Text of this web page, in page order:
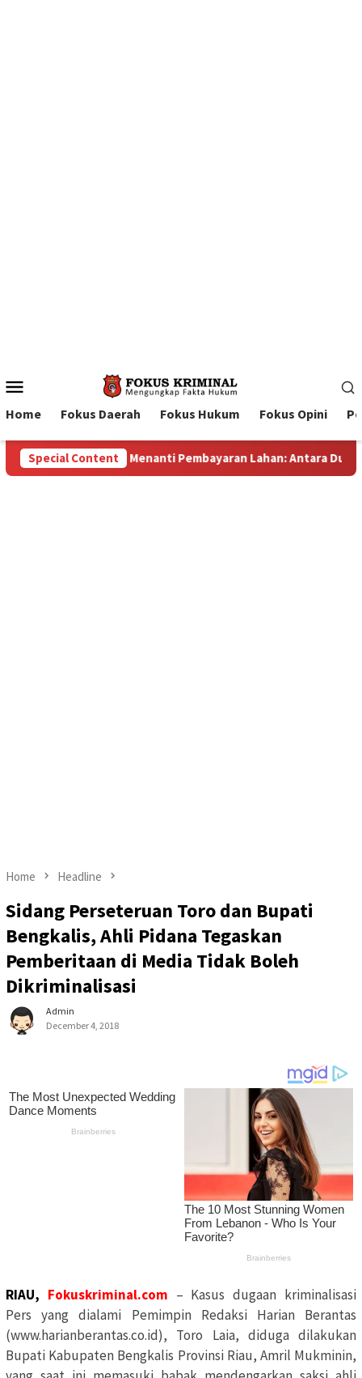
Menu
Home Fokus Daerah Fokus Hukum Fokus Opini
Special Content
Lahan: Antara Dugaan Konspirasi dan Bayang-Bayang
Home Headline
Sidang Perseteruan Toro dan Bupati
Bengkalis, Ahli Pidana Tegaskan
Pemberitaan di Media Tidak Boleh
Dikriminalisasi
Admin
December 4, 2018
RIAU, Fokuskriminal.com – Kasus dugaan kriminalisasi
Pers yang dialami Pemimpin Redaksi Harian Berantas
(www.harianberantas.co.id), Toro Laia, diduga dilakukan
Bupati Kabupaten Bengkalis Provinsi Riau, Amril Mukminin,